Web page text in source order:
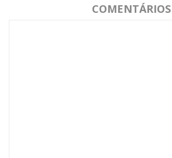
COMENTÁRIOS